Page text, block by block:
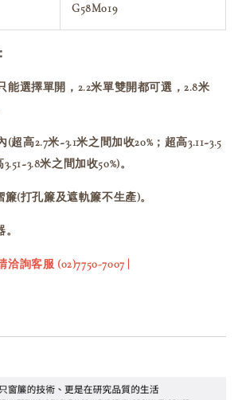
G58M019
能選擇單開，2.2米單雙開都可選，2.8米
超高2.7米~3.1米之間加收20%；超高3.11~3.5
米之間加收50%)。
(打孔簾及遮軌簾不生產)。
詢客服 (02)7750-7007 |